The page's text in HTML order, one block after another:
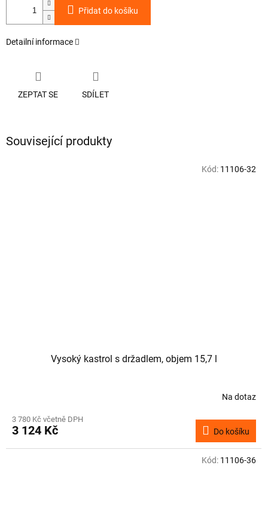
Přidat do košíku
Detailní informace
ZEPTAT SE SDÍLET
Související produkty
Vysoký kastrol s držadlem, objem 15,7 l
Na dotaz
3 780 Kč včetně DPH
3 124 Kč Do košíku
Kód: 11106-32
Kód: 11106-36